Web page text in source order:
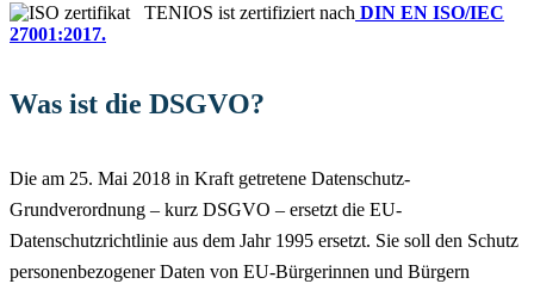
TENIOS ist zertifiziert nach DIN EN ISO/IEC
27001:2017.
Was ist die DSGVO?
Die am 25. Mai 2018 in Kraft getretene Datenschutz-
Grundverordnung – kurz DSGVO – ersetzt die EU-
Datenschutzrichtlinie aus dem Jahr 1995 ersetzt. Sie soll den Schutz
personenbezogener Daten von EU-Bürgerinnen und Bürgern